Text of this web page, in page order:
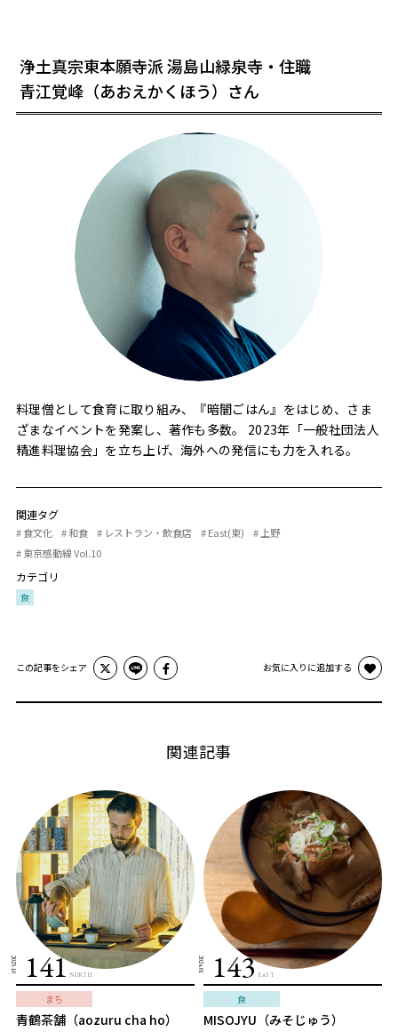
浄土真宗東本願寺派 湯島山緑泉寺・住職
青江覚峰（あおえかくほう）さん
料理僧として食育に取り組み、『暗闇ごはん』をはじめ、さま
ざまなイベントを発案し、著作も多数。 2023年「一般社団法人
精進料理協会」を立ち上げ、海外への発信にも力を入れる。
関連タグ
# 食文化 # 和食 # レストラン・飲食店 # East(東)
# 上野
# 東京感動線 Vol.10
カテゴリ
食
この記事をシェア お気に入りに追加する
関連記事
2023.10 141 NORTH
まち
青鶴茶舗（aozuru cha ho）
2024.01 143 EAST
食
MISOJYU（みそじゅう）